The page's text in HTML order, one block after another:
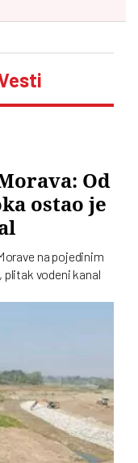
Od
ostao je
na pojedinim
plitak vodeni kanal